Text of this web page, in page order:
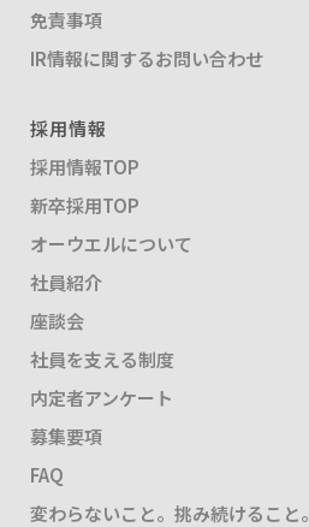
免責事項
IR情報に関するお問い合わせ
採用情報
採用情報TOP
新卒採用TOP
オーウエルについて
社員紹介
座談会
社員を支える制度
内定者アンケート
募集要項
FAQ
変わらないこと。挑み続けること。